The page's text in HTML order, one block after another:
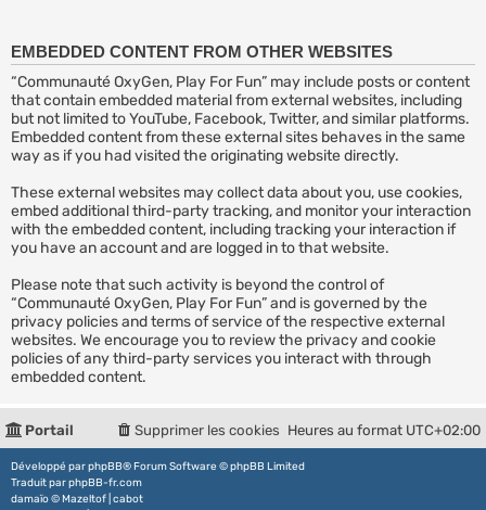
EMBEDDED CONTENT FROM OTHER WEBSITES
“Communauté OxyGen, Play For Fun” may include posts or content
that contain embedded material from external websites, including
but not limited to YouTube, Facebook, Twitter, and similar platforms.
Embedded content from these external sites behaves in the same
way as if you had visited the originating website directly.
These external websites may collect data about you, use cookies,
embed additional third-party tracking, and monitor your interaction
with the embedded content, including tracking your interaction if
you have an account and are logged in to that website.
Please note that such activity is beyond the control of
“Communauté OxyGen, Play For Fun” and is governed by the
privacy policies and terms of service of the respective external
websites. We encourage you to review the privacy and cookie
policies of any third-party services you interact with through
embedded content.
Portail Heures au format UTC+02:00
Supprimer les cookies
Développé parphpBB® Forum Software © phpBB Limited
Traduit parphpBB-fr.com
damaïo ©Mazeltof cabot